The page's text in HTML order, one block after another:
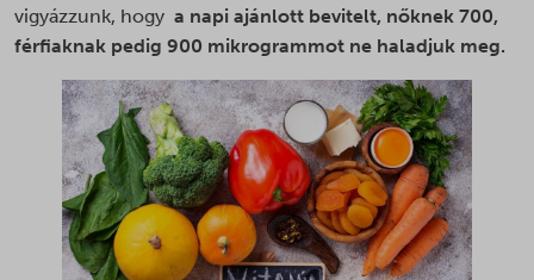
vigyázzunk, hogy a napi ajánlott bevitelt, nőknek 700,
férfiaknak pedig 900 mikrogrammot ne haladjuk meg.